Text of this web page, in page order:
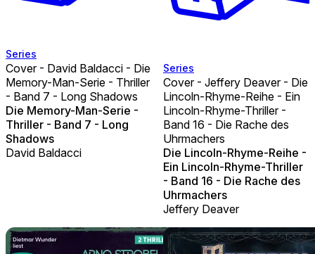
Series
Cover - David Baldacci - Die
Memory-Man-Serie - Thriller
- Band 7 - Long Shadows
Die Memory-Man-Serie -
Thriller - Band 7 - Long
Shadows
David Baldacci
Series
Cover - Jeffery Deaver - Die
Lincoln-Rhyme-Reihe - Ein
Lincoln-Rhyme-Thriller -
Band 16 - Die Rache des
Uhrmachers
Die Lincoln-Rhyme-Reihe -
Ein Lincoln-Rhyme-Thriller
- Band 16 - Die Rache des
Uhrmachers
Jeffery Deaver